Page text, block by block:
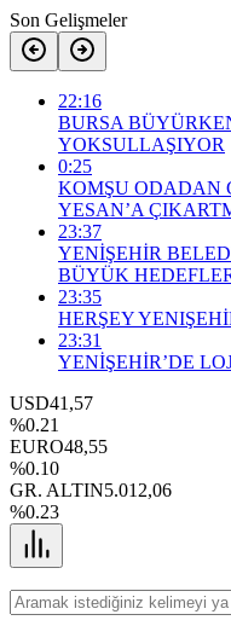
Son Gelişmeler
22:16
BURSA
YOKSULLAŞIYOR
0:25
KOMŞU ODADAN
YESAN’A
23:37
YENİŞEHİR
BÜYÜK
23:35
HERŞEY
23:31
YENİŞEHİR’DE
USD41,57
%0.21
EURO48,55
%0.10
GR. ALTIN5.012,06
%0.23